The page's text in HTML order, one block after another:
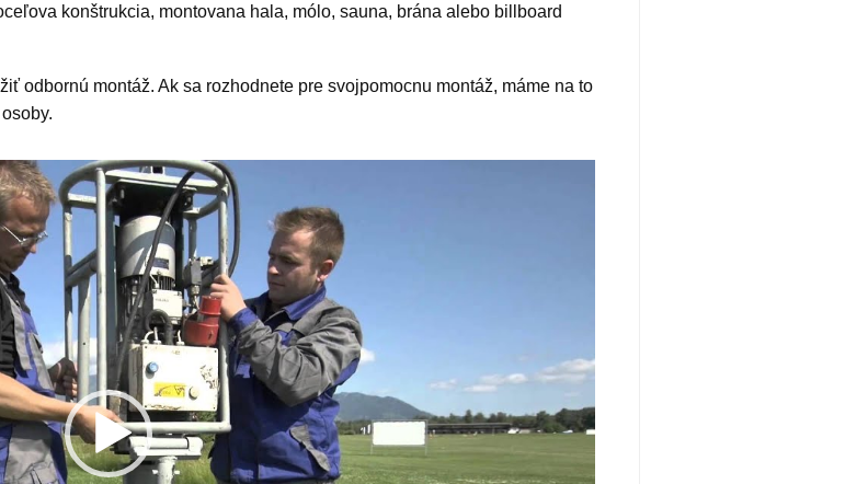
konštrukcia, montovana hala, mólo, sauna, brána alebo billboard
odbornú montáž. Ak sa rozhodnete pre svojpomocnu montáž, máme na to